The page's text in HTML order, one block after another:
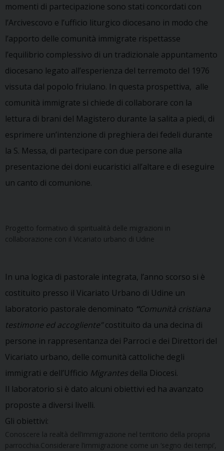
momenti di partecipazione sono stati concordati con
l’Arcivescovo e l’ufficio liturgico diocesano in modo che
l’apporto delle comunità immigrate rispettasse
l’equilibrio complessivo di un tradizionale appuntamento
diocesano legato all’esperienza del terremoto del 1976
vissuta dal popolo friulano. In questa prospettiva, alle
comunità immigrate si chiede di collaborare con la
lettura di brani del Magistero durante la salita a piedi, di
esprimere un’intenzione di preghiera dei fedeli durante
la S. Messa, di partecipare con due persone alla
presentazione dei doni eucaristici all’altare e di eseguire
un canto di comunione.
Progetto formativo di spiritualità delle migrazioni in
collaborazione con il Vicariato urbano di Udine
In una logica di pastorale integrata, l’anno scorso si è
costituito presso il Vicariato Urbano di Udine un
laboratorio pastorale denominato “Comunità cristiana
testimone ed accogliente”costituito da una decina di
persone in rappresentanza dei Parroci e dei Direttori del
Vicariato urbano, delle comunità cattoliche degli
immigrati e dell’Ufficio Migrantes della Diocesi.
Il laboratorio si è dato alcuni obiettivi ed ha avanzato
proposte a diversi livelli.
Gli obiettivi:
Conoscere la realtà dell’immigrazione nel territorio della propria
parrocchia.Considerare l’immigrazione come un ‘segno dei tempi’,